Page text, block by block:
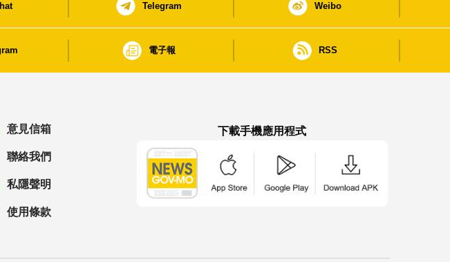
Telegram Weibo
電子報 RSS
意見信箱
聯絡我們
私隱聲明
使用條款
下載手機應用程式